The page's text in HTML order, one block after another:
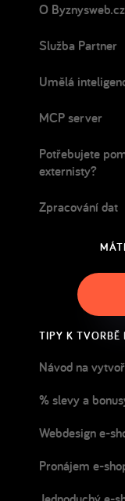
O Byznysweb.cz
Služba Partner
Umělá
MCP server
Potřebujete
externisty?
Zpracování dat
TIPY K TVORBĚ
Návod na
% slevy a
Webdesign e-
Pronájem e-